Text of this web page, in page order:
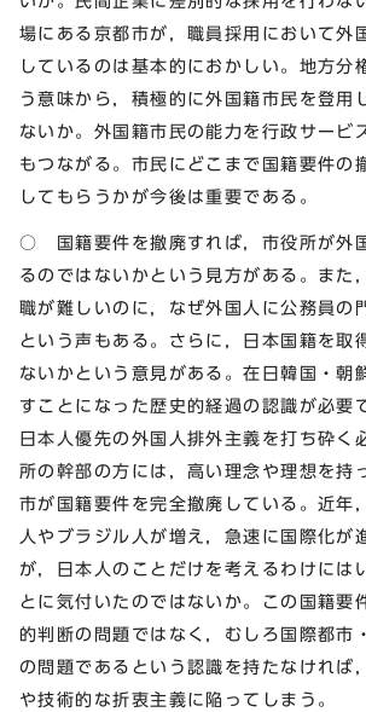
場にある京都市が，職員採用において外
しているのは基本的におかしい。地方分
う意味から，積極的に外国籍市民を登用
ないか。外国籍市民の能力を行政サービ
もつながる。市民にどこまで国籍要件の
してもらうかが今後は重要である。
○ 国籍要件を撤廃すれば，市役所が外
るのではないかという見方がある。また
職が難しいのに，なぜ外国人に公務員の
という声もある。さらに，日本国籍を取
ないかという意見がある。在日韓国・朝
すことになった歴史的経過の認識が必要
日本人優先の外国人排外主義を打ち砕く
所の幹部の方には，高い理念や理想を持
市が国籍要件を完全撤廃している。近年
人やブラジル人が増え，急速に国際化が
が，日本人のことだけを考えるわけには
とに気付いたのではないか。この国籍要
的判断の問題ではなく，むしろ国際都市
の問題であるという認識を持たなければ
や技術的な折衷主義に陥ってしまう。